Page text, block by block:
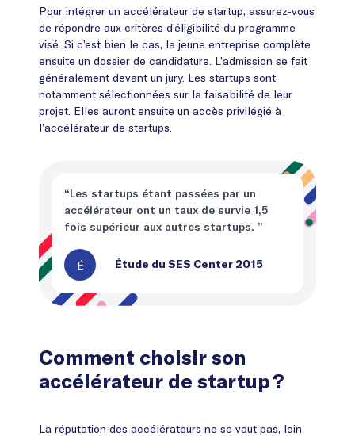
Pour intégrer un accélérateur de startup, assurez-vous
de répondre aux critères d’éligibilité du programme
visé. Si c’est bien le cas, la jeune entreprise complète
ensuite un dossier de candidature. L’admission se fait
généralement devant un jury. Les startups sont
notamment sélectionnées sur la faisabilité de leur
projet. Elles auront ensuite un accès privilégié à
l’accélérateur de startups.
“Les startups étant passées par un
accélérateur ont un taux de survie 1,5
fois supérieur aux autres startups. ”
É Étude du SES Center 2015
Comment choisir son
accélérateur de startup ?
La réputation des accélérateurs ne se vaut pas, loin